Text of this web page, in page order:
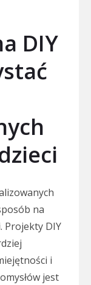
DIY
na
Projekty DIY
i
jest